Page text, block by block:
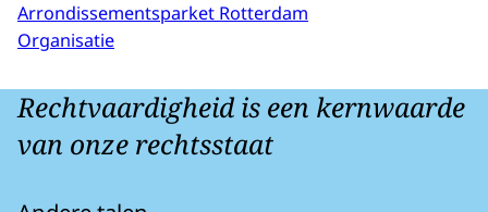
Arrondissementsparket Rotterdam
Organisatie
Rechtvaardigheid is een kernwaarde
van onze rechtsstaat